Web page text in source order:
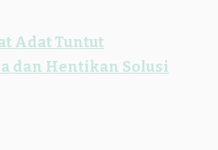
Adat Tuntut
dan Hentikan Solusi